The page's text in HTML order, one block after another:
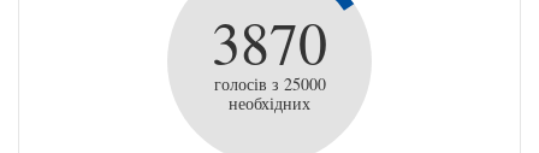
3870
голосів з 25000
необхідних